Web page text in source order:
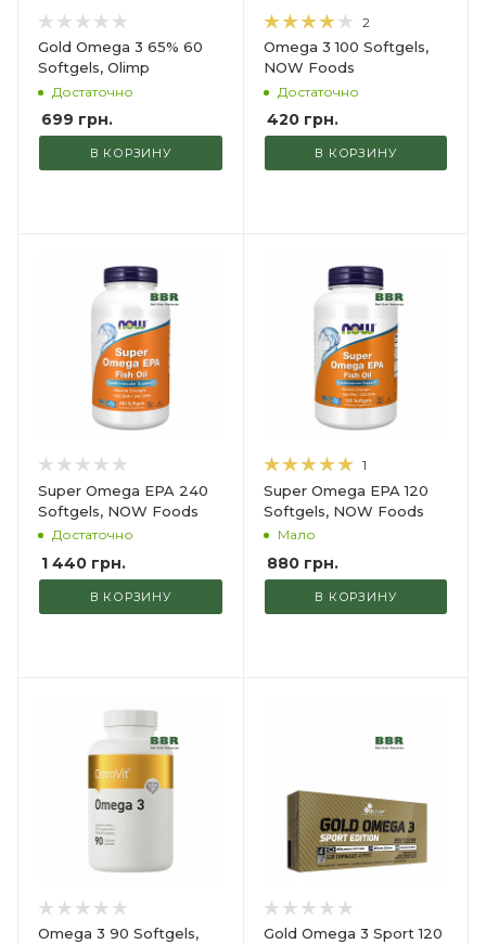
Gold Omega 3 65% 60
Softgels, Olimp
Достаточно
699 грн.
В КОРЗИНУ
2
Omega 3 100 Softgels,
NOW Foods
Достаточно
420грн.
В КОРЗИНУ
Super Omega EPA 240
Softgels, NOW Foods
Достаточно
1 440 грн.
В КОРЗИНУ
1
Super Omega EPA 120
Softgels, NOW Foods
Мало
880грн.
В КОРЗИНУ
Omega 3 90 Softgels,
Gold Omega 3 Sport 120